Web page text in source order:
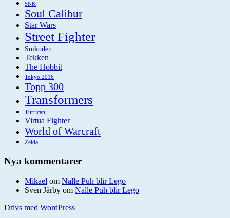
SNK
Soul Calibur
Star Wars
Street Fighter
Suikoden
Tekken
The Hobbit
Tokyo 2016
Topp 300
Transformers
Turrican
Virtua Fighter
World of Warcraft
Zelda
Nya kommentarer
Mikael om Nalle Puh blir Lego
Sven Järby om Nalle Puh blir Lego
Drivs med WordPress